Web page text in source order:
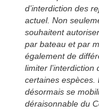
d’interdiction des
actuel. Non
souhaitent
par bateau et par
également de
limiter
certaines espèces.
désormais se
déraisonnable du